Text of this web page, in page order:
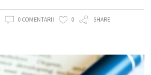
0 COMENTARII 0 SHARE